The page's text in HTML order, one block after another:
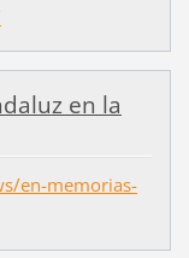
en la
en-memorias-